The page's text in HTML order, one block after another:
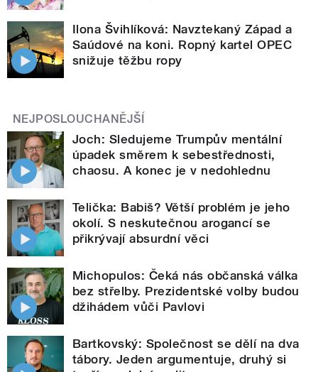
Ilona Švihlíková: Navztekaný Západ a
Saúdové na koni. Ropný kartel OPEC
snižuje těžbu ropy
NEJPOSLOUCHANĚJŠÍ
Joch: Sledujeme Trumpův mentální
úpadek směrem k sebestřednosti,
chaosu. A konec je v nedohlednu
Telička: Babiš? Větší problém je jeho
okolí. S neskutečnou arogancí se
přikrývají absurdní věci
Michopulos: Čeká nás občanská válka
bez střelby. Prezidentské volby budou
džihádem vůči Pavlovi
Bartkovský: Společnost se dělí na dva
tábory. Jeden argumentuje, druhý si